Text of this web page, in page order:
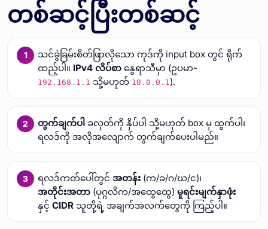
တစ်ဆင့်ပြီးတစ်ဆင့်
သင်ခွဲခြမ်းစိတ်ဖြာလိုသော ကုဒ်ကို input box တွင် ရိုက်
ထည့်ပါ။ IPv4 လိပ်စာနွေရာသီမှာ (ဥပမာ-
192.168.1.1 သို့မဟုတ် 10.0.0.1).
တွက်ချက်ပါ ခလုတ်ကို နှိပ်ပါ သို့မဟုတ် box မှ ထွက်ပါ၊
ရလဒ်ကို အလိုအလျောက် တွက်ချက်ပေးပါမည်။
ရလဒ်ကတ်ပေါ်တွင် အတန်း(က/ခ/ဂ/ဃ/င)၊
အတိုင်းအတာ(ပုဂ္ဂလိက/အထွေထွေ) မူရင်းမျက်နှာဖုံး
နှင့် CIDRသူတို့ရဲ့ အချက်အလက်တွေကို ကြည့်ပါ။